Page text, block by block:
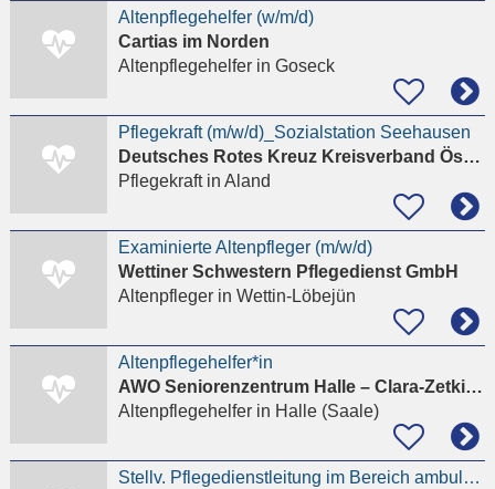
Altenpflegehelfer (w/m/d)
Cartias im Norden
Altenpflegehelferin Goseck
Pflegekraft (m/w/d)_Sozialstation Seehausen
Deutsches Rotes Kreuz Kreisverband Östliche Altmark e. V.
Pflegekraftin Aland
Examinierte Altenpfleger (m/w/d)
Wettiner Schwestern Pflegedienst GmbH
Altenpflegerin Wettin-Löbejün
Altenpflegehelfer*in
AWO Seniorenzentrum Halle – Clara-Zetkin-Haus
Altenpflegehelferin Halle (Saale)
Stellv. Pflegedienstleitung im Bereich ambulanten Alten- und Krankenpflegedienst/Tagespflege (m/w/d)